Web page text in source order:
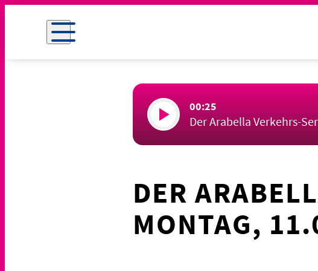
00:25
Der Arabella Verkehrs-
DER
MONTAG,